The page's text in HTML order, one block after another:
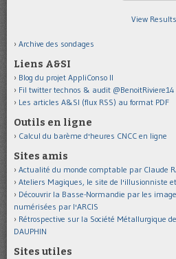
View Results
Archive des sondages
Liens A&SI
Blog du projet AppliConso II
Fil twitter technos & audit @BenoitRiviere14
Les articles A&SI (flux RSS) au format PDF
Outils en ligne
Calcul du barème d'heures CNCC en ligne
Sites amis
Actualité du monde comptable par Claude
Ateliers Magiques, le site de l'illusionniste
Découvrir la Basse-Normandie par les
numérisées par l'ARCIS
Rétrospective sur la Société Métallurgique
DAUPHIN
Sites utiles